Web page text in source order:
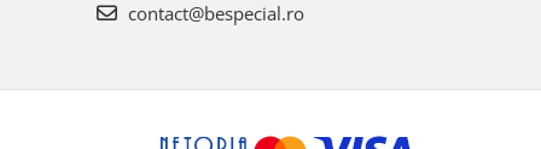
contact@bespecial.ro